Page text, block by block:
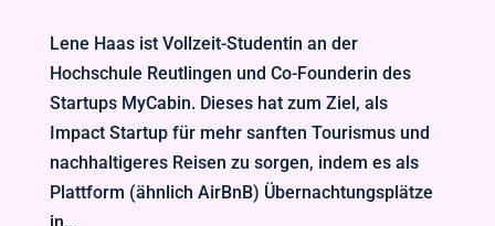
Lene Haas ist Vollzeit-Studentin an der
Hochschule Reutlingen und Co-Founderin des
Startups MyCabin. Dieses hat zum Ziel, als
Impact Startup für mehr sanften Tourismus und
nachhaltigeres Reisen zu sorgen, indem es als
Plattform (ähnlich AirBnB) Übernachtungsplätze